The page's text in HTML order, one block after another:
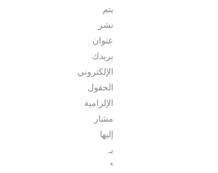
يتم
نشر
عنوان
بريدك
الإلكتروني.
الحقول
الإلزامية
مشار
إليها
بـ
*